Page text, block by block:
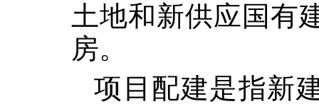
土地和新供应国有
房。
项目配建是指新